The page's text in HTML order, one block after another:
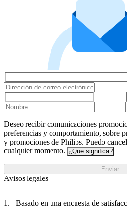
Deseo recibir comunicaciones
preferencias y comportamiento, sobre
y promociones de Philips. Puedo
cualquier momento. ¿Qué significa?
Enviar
Avisos legales
Basado en una encuesta de